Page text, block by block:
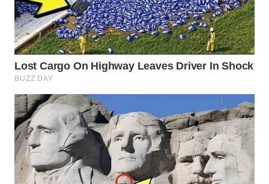
WAHANA
INFRASTRUKTUR
WAHANA
KONSUMEN
WAHANA
LISTRIK
WAHANA
TRAVEL